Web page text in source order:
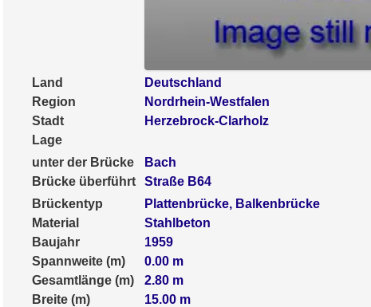
Land
Deutschland
Region
Nordrhein-Westfalen
Stadt
Herzebrock-Clarholz
Lage
unter der Brücke
Bach
Brücke überführt
Straße B64
Brückentyp
Plattenbrücke, Balkenbrücke
Material
Stahlbeton
Baujahr
1959
Spannweite (m)
0.00 m
Gesamtlänge (m)
2.80 m
Breite (m)
15.00 m